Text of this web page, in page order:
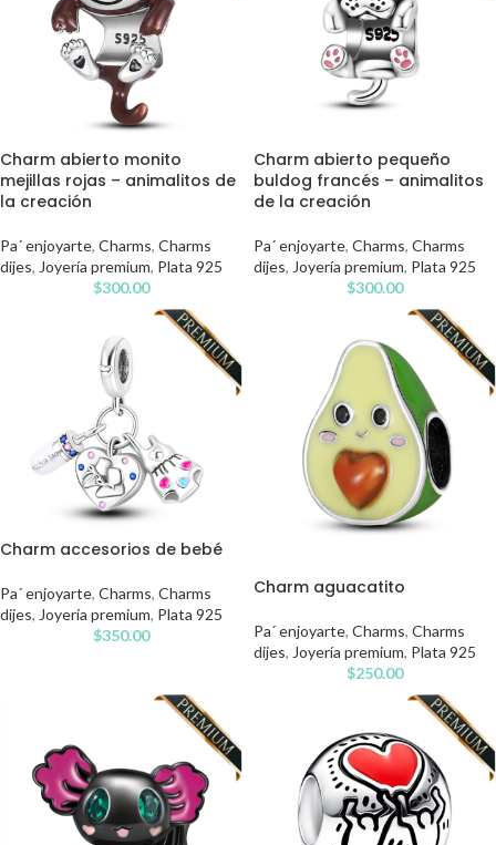
Charm abierto monito
mejillas rojas – animalitos de
la creación
Pa´ enjoyarte, Charms, Charms
dijes, Joyería premium, Plata 925
$300.00
Charm abierto pequeño
buldog francés – animalitos
de la creación
Pa´ enjoyarte, Charms, Charms
dijes, Joyería premium, Plata 925
$300.00
Charm accesorios de bebé
Pa´ enjoyarte, Charms, Charms
dijes, Joyería premium, Plata 925
$350.00
Charm aguacatito
Pa´ enjoyarte, Charms, Charms
dijes, Joyería premium, Plata 925
$250.00